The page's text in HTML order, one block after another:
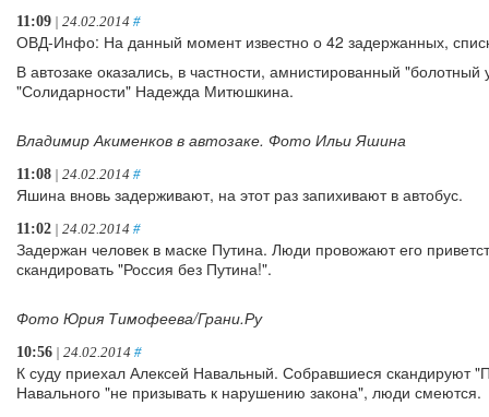
11:09 | 24.02.2014 #
ОВД-Инфо: На данный момент известно о 42 задержанных,
В автозаке оказались, в частности, амнистированный
"Солидарности" Надежда Митюшкина.
Владимир Акименков в автозаке. Фото Ильи Яшина
11:08 | 24.02.2014 #
Яшина вновь задерживают, на этот раз запихивают в автобус.
11:02 | 24.02.2014 #
Задержан человек в маске Путина. Люди провожают его
скандировать "Россия без Путина!".
Фото Юрия Тимофеева/Грани.Ру
10:56 | 24.02.2014 #
К суду приехал Алексей Навальный. Собравшиеся скандируют
Навального "не призывать к нарушению закона", люди смеются.